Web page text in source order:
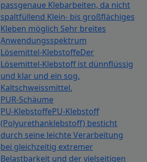
passgenaue Klebarbeiten, da nicht
spaltfüllend Klein- bis großflächiges
Kleben möglich Sehr breites
Anwendungsspektrum
Lösemittel-KlebstoffeDer
Lösemittel-Klebstoff ist dünnflüssig
und klar und ein sog.
Kaltschweissmittel.
PUR-Schäume
PU-KlebstoffePU-Klebstoff
(Polyurethanklebstoff) besticht
durch seine leichte Verarbeitung
bei gleichzeitig extremer
Belastbarkeit und der vielseitigen